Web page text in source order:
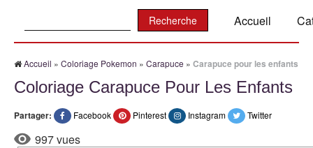
Accueil
Accueil » Coloriage Pokemon » Carapuce » Carapuce pour les enfants
Coloriage Carapuce Pour Les Enfants
Partager: Facebook Pinterest Instagram Twitter
997 vues